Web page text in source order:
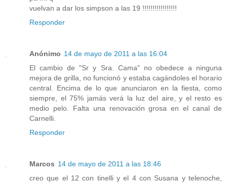
vuelvan a dar los simpson a las 19 !!!!!!!!!!!!!!!!!
Responder
Anónimo 14 de mayo de 2011 a las 16:04
El cambio de "Sr y Sra. Cama" no obedece a ninguna
mejora de grilla, no funcionó y estaba cagándoles el horario
central. Encima de lo que anunciaron en la fiesta, como
siempre, el 75% jamás verá la luz del aire, y el resto es
medio pelo. Falta una renovación grosa en el canal de
Carnelli.
Responder
Marcos 14 de mayo de 2011 a las 18:46
creo que el 12 con tinelli y el 4 con Susana y telenoche,